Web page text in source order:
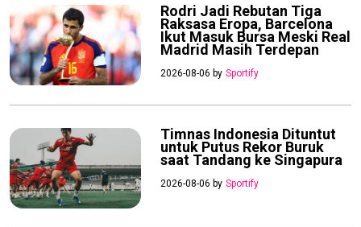
Rodri Jadi Rebutan Tiga
Raksasa Eropa, Barcelona
Ikut Masuk Bursa Meski Real
Madrid Masih Terdepan
2026-08-06 by Sportify
Timnas Indonesia Dituntut
untuk Putus Rekor Buruk
saat Tandang ke Singapura
2026-08-06 by Sportify